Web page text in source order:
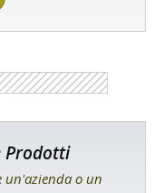
Prodotti
un'azienda o un